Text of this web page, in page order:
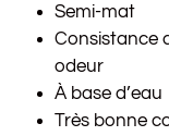
Semi-mat
Consistance
odeur
À base d’eau
Très bonne